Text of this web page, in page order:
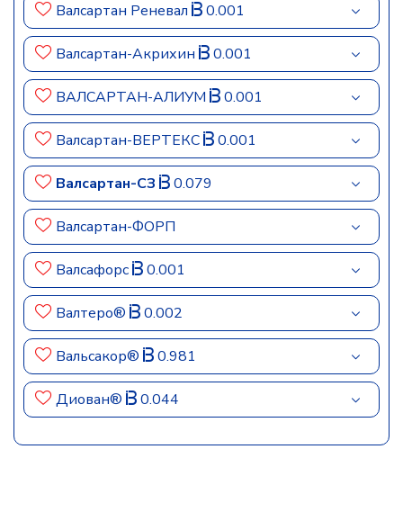
Валсартан Реневал 0.001
Валсартан-Акрихин 0.001
ВАЛСАРТАН-АЛИУМ 0.001
Валсартан-ВЕРТЕКС 0.001
Валсартан-СЗ 0.079
Валсартан-ФОРП
Валсафорс 0.001
Валтеро® 0.002
Вальсакор® 0.981
Диован® 0.044